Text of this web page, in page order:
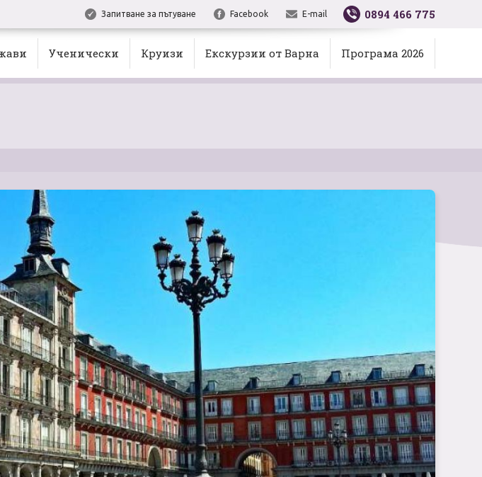
Запитване за пътуване Facebook E-mail 0894 466 775
Ученически Круизи Екскурзии от Варна Програма 2026